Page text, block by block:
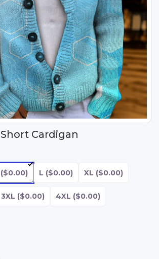
Cardigan
($0.00) L ($0.00) XL ($0.00)
3XL ($0.00) 4XL ($0.00)